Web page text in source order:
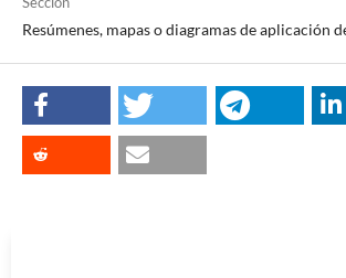
Resúmenes, mapas o diagramas de aplicación